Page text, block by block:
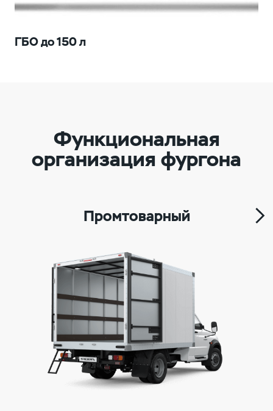
ГБО до 150 л
Функциональная
организация фургона
Промтоварный